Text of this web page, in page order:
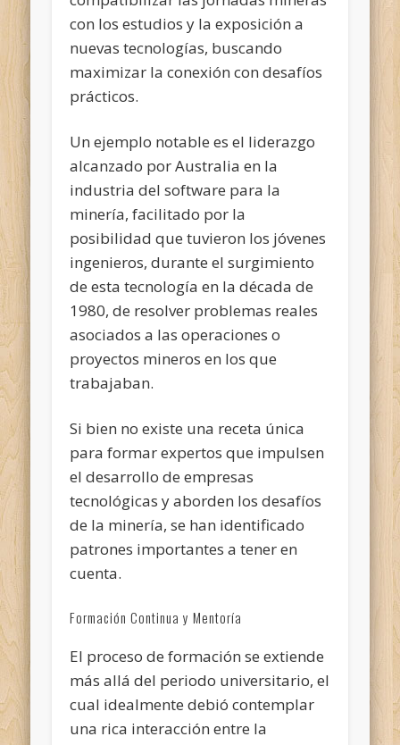
con los estudios y la exposición a
nuevas tecnologías, buscando
maximizar la conexión con desafíos
prácticos.
Un ejemplo notable es el liderazgo
alcanzado por Australia en la
industria del software para la
minería, facilitado por la
posibilidad que tuvieron los jóvenes
ingenieros, durante el surgimiento
de esta tecnología en la década de
1980, de resolver problemas reales
asociados a las operaciones o
proyectos mineros en los que
trabajaban.
Si bien no existe una receta única
para formar expertos que impulsen
el desarrollo de empresas
tecnológicas y aborden los desafíos
de la minería, se han identificado
patrones importantes a tener en
cuenta.
Formación Continua y Mentoría
El proceso de formación se extiende
más allá del periodo universitario, el
cual idealmente debió contemplar
una rica interacción entre la